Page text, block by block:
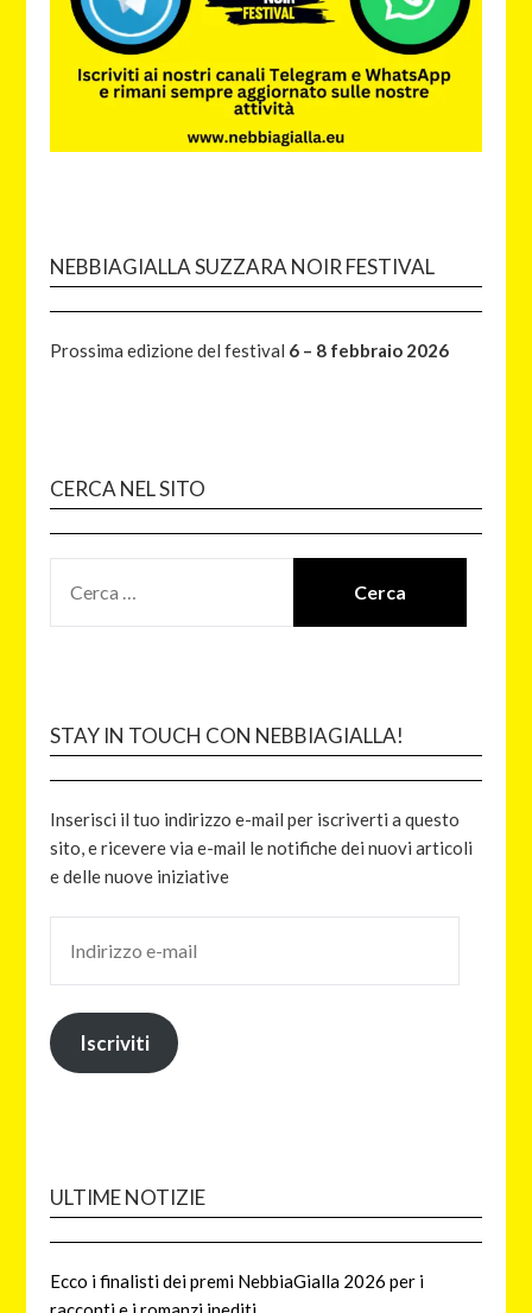
NEBBIAGIALLA SUZZARA NOIR FESTIVAL
Prossima edizione del festival 6 – 8 febbraio 2026
CERCA NEL SITO
STAY IN TOUCH CON NEBBIAGIALLA!
Inserisci il tuo indirizzo e-mail per iscriverti a questo
sito, e ricevere via e-mail le notifiche dei nuovi articoli
e delle nuove iniziative
Iscriviti
ULTIME NOTIZIE
Ecco i finalisti dei premi NebbiaGialla 2026 per i